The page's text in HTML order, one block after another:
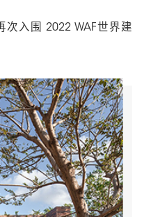
次入围 2022 WAF世界建